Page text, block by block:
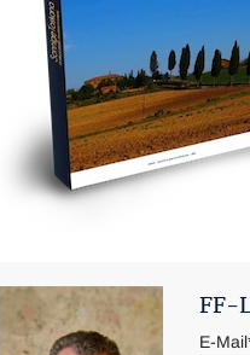
Ferienerlebnis als Agentur
Sie von der Möglichkeit
gerne auch noch abends zu
Herzlichst,
Ihr Frank Fingerhut
Telefon: +41 798154906
anzusehen und zu mieten.
FF-
E-